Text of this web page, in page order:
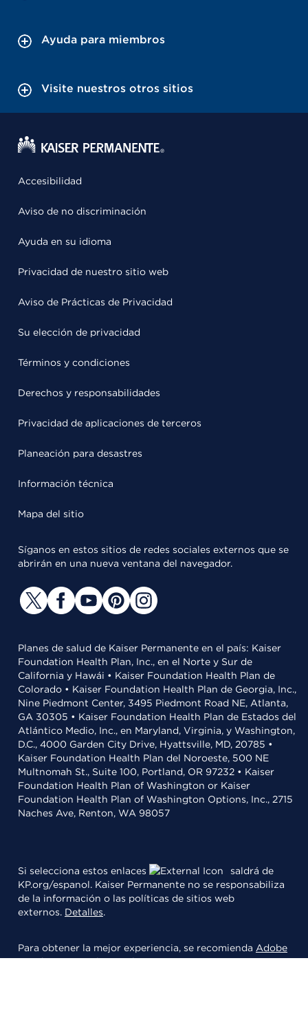
Ayuda para miembros
Visite nuestros otros sitios
Accesibilidad
Aviso de no discriminación
Ayuda en su idioma
Privacidad de nuestro sitio web
Aviso de Prácticas de Privacidad
Su elección de privacidad
Términos y condiciones
Derechos y responsabilidades
Privacidad de aplicaciones de terceros
Planeación para desastres
Información técnica
Mapa del sitio
Síganos en estos sitios de redes sociales externos que se
abrirán en una nueva ventana del navegador.
Planes de salud de Kaiser Permanente en el país: Kaiser
Foundation Health Plan, Inc., en el Norte y Sur de
California y Hawái • Kaiser Foundation Health Plan de
Colorado • Kaiser Foundation Health Plan de Georgia, Inc.,
Nine Piedmont Center, 3495 Piedmont Road NE, Atlanta,
GA 30305 • Kaiser Foundation Health Plan de Estados del
Atlántico Medio, Inc., en Maryland, Virginia, y Washington,
D.C., 4000 Garden City Drive, Hyattsville, MD, 20785 •
Kaiser Foundation Health Plan del Noroeste, 500 NE
Multnomah St., Suite 100, Portland, OR 97232 • Kaiser
Foundation Health Plan of Washington or Kaiser
Foundation Health Plan of Washington Options, Inc., 2715
Naches Ave, Renton, WA 98057
Si selecciona estos enlaces
saldrá de
KP.org/espanol. Kaiser Permanente no se responsabiliza
de la información o las políticas de sitios web
externos. Detalles.
Para obtener la mejor experiencia, se recomienda Adobe
Acrobat
para leer archivos PDFs.